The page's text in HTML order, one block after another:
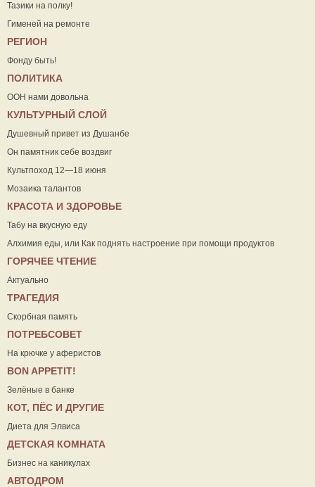
Тазики на полку!
Гименей на ремонте
РЕГИОН
Фонду быть!
ПОЛИТИКА
ООН нами довольна
КУЛЬТУРНЫЙ СЛОЙ
Душевный привет из Душанбе
Он памятник себе воздвиг
Культпоход 12—18 июня
Мозаика талантов
КРАСОТА И ЗДОРОВЬЕ
Табу на вкусную еду
Алхимия еды, или Как поднять настроение при помощи продуктов
ГОРЯЧЕЕ ЧТЕНИЕ
Актуально
ТРАГЕДИЯ
Скорбная память
ПОТРЕБСОВЕТ
На крючке у аферистов
ВON APPETIT!
Зелёные в банке
КОТ, ПЁС И ДРУГИЕ
Диета для Элвиса
ДЕТСКАЯ КОМНАТА
Бизнес на каникулах
АВТОДРОМ